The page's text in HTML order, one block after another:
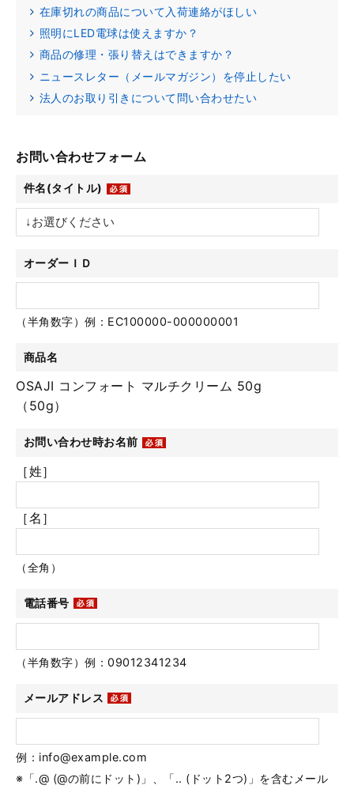
在庫切れの商品について入荷連絡がほしい
照明にLED電球は使えますか？
商品の修理・張り替えはできますか？
ニュースレター（メールマガジン）を停止したい
法人のお取り引きについて問い合わせたい
お問い合わせフォーム
件名(タイトル)
オーダーＩＤ
（半角数字）例：EC100000-000000001
商品名
OSAJI コンフォート マルチクリーム 50g
（50g）
お問い合わせ時お名前
［姓］
［名］
（全角）
電話番号
（半角数字）例：09012341234
メールアドレス
例：info@example.com
※「.@ (@の前にドット)」、「.. (ドット2つ)」を含むメール